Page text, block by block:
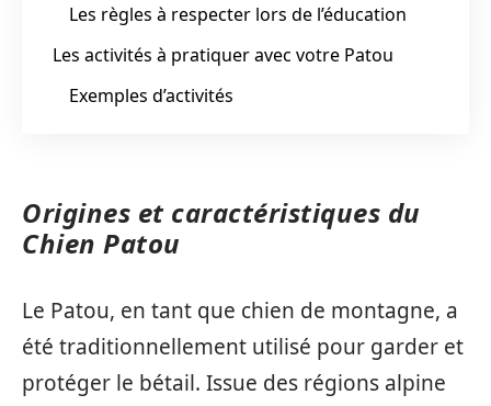
Les règles à respecter lors de l’éducation
Les activités à pratiquer avec votre Patou
Exemples d’activités
Origines et caractéristiques du
Chien Patou
Le Patou, en tant que chien de montagne, a
été traditionnellement utilisé pour garder et
protéger le bétail. Issue des régions alpine